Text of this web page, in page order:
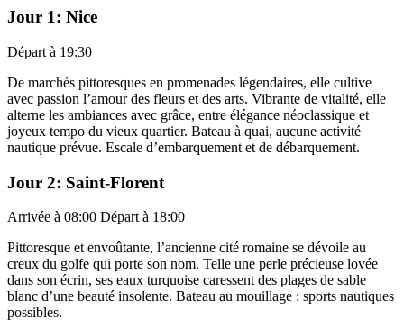
Jour 1: Nice
Départ à 19:30
De marchés pittoresques en promenades légendaires, elle cultive
avec passion l’amour des fleurs et des arts. Vibrante de vitalité, elle
alterne les ambiances avec grâce, entre élégance néoclassique et
joyeux tempo du vieux quartier. Bateau à quai, aucune activité
nautique prévue. Escale d’embarquement et de débarquement.
Jour 2: Saint-Florent
Arrivée à 08:00 Départ à 18:00
Pittoresque et envoûtante, l’ancienne cité romaine se dévoile au
creux du golfe qui porte son nom. Telle une perle précieuse lovée
dans son écrin, ses eaux turquoise caressent des plages de sable
blanc d’une beauté insolente. Bateau au mouillage : sports nautiques
possibles.